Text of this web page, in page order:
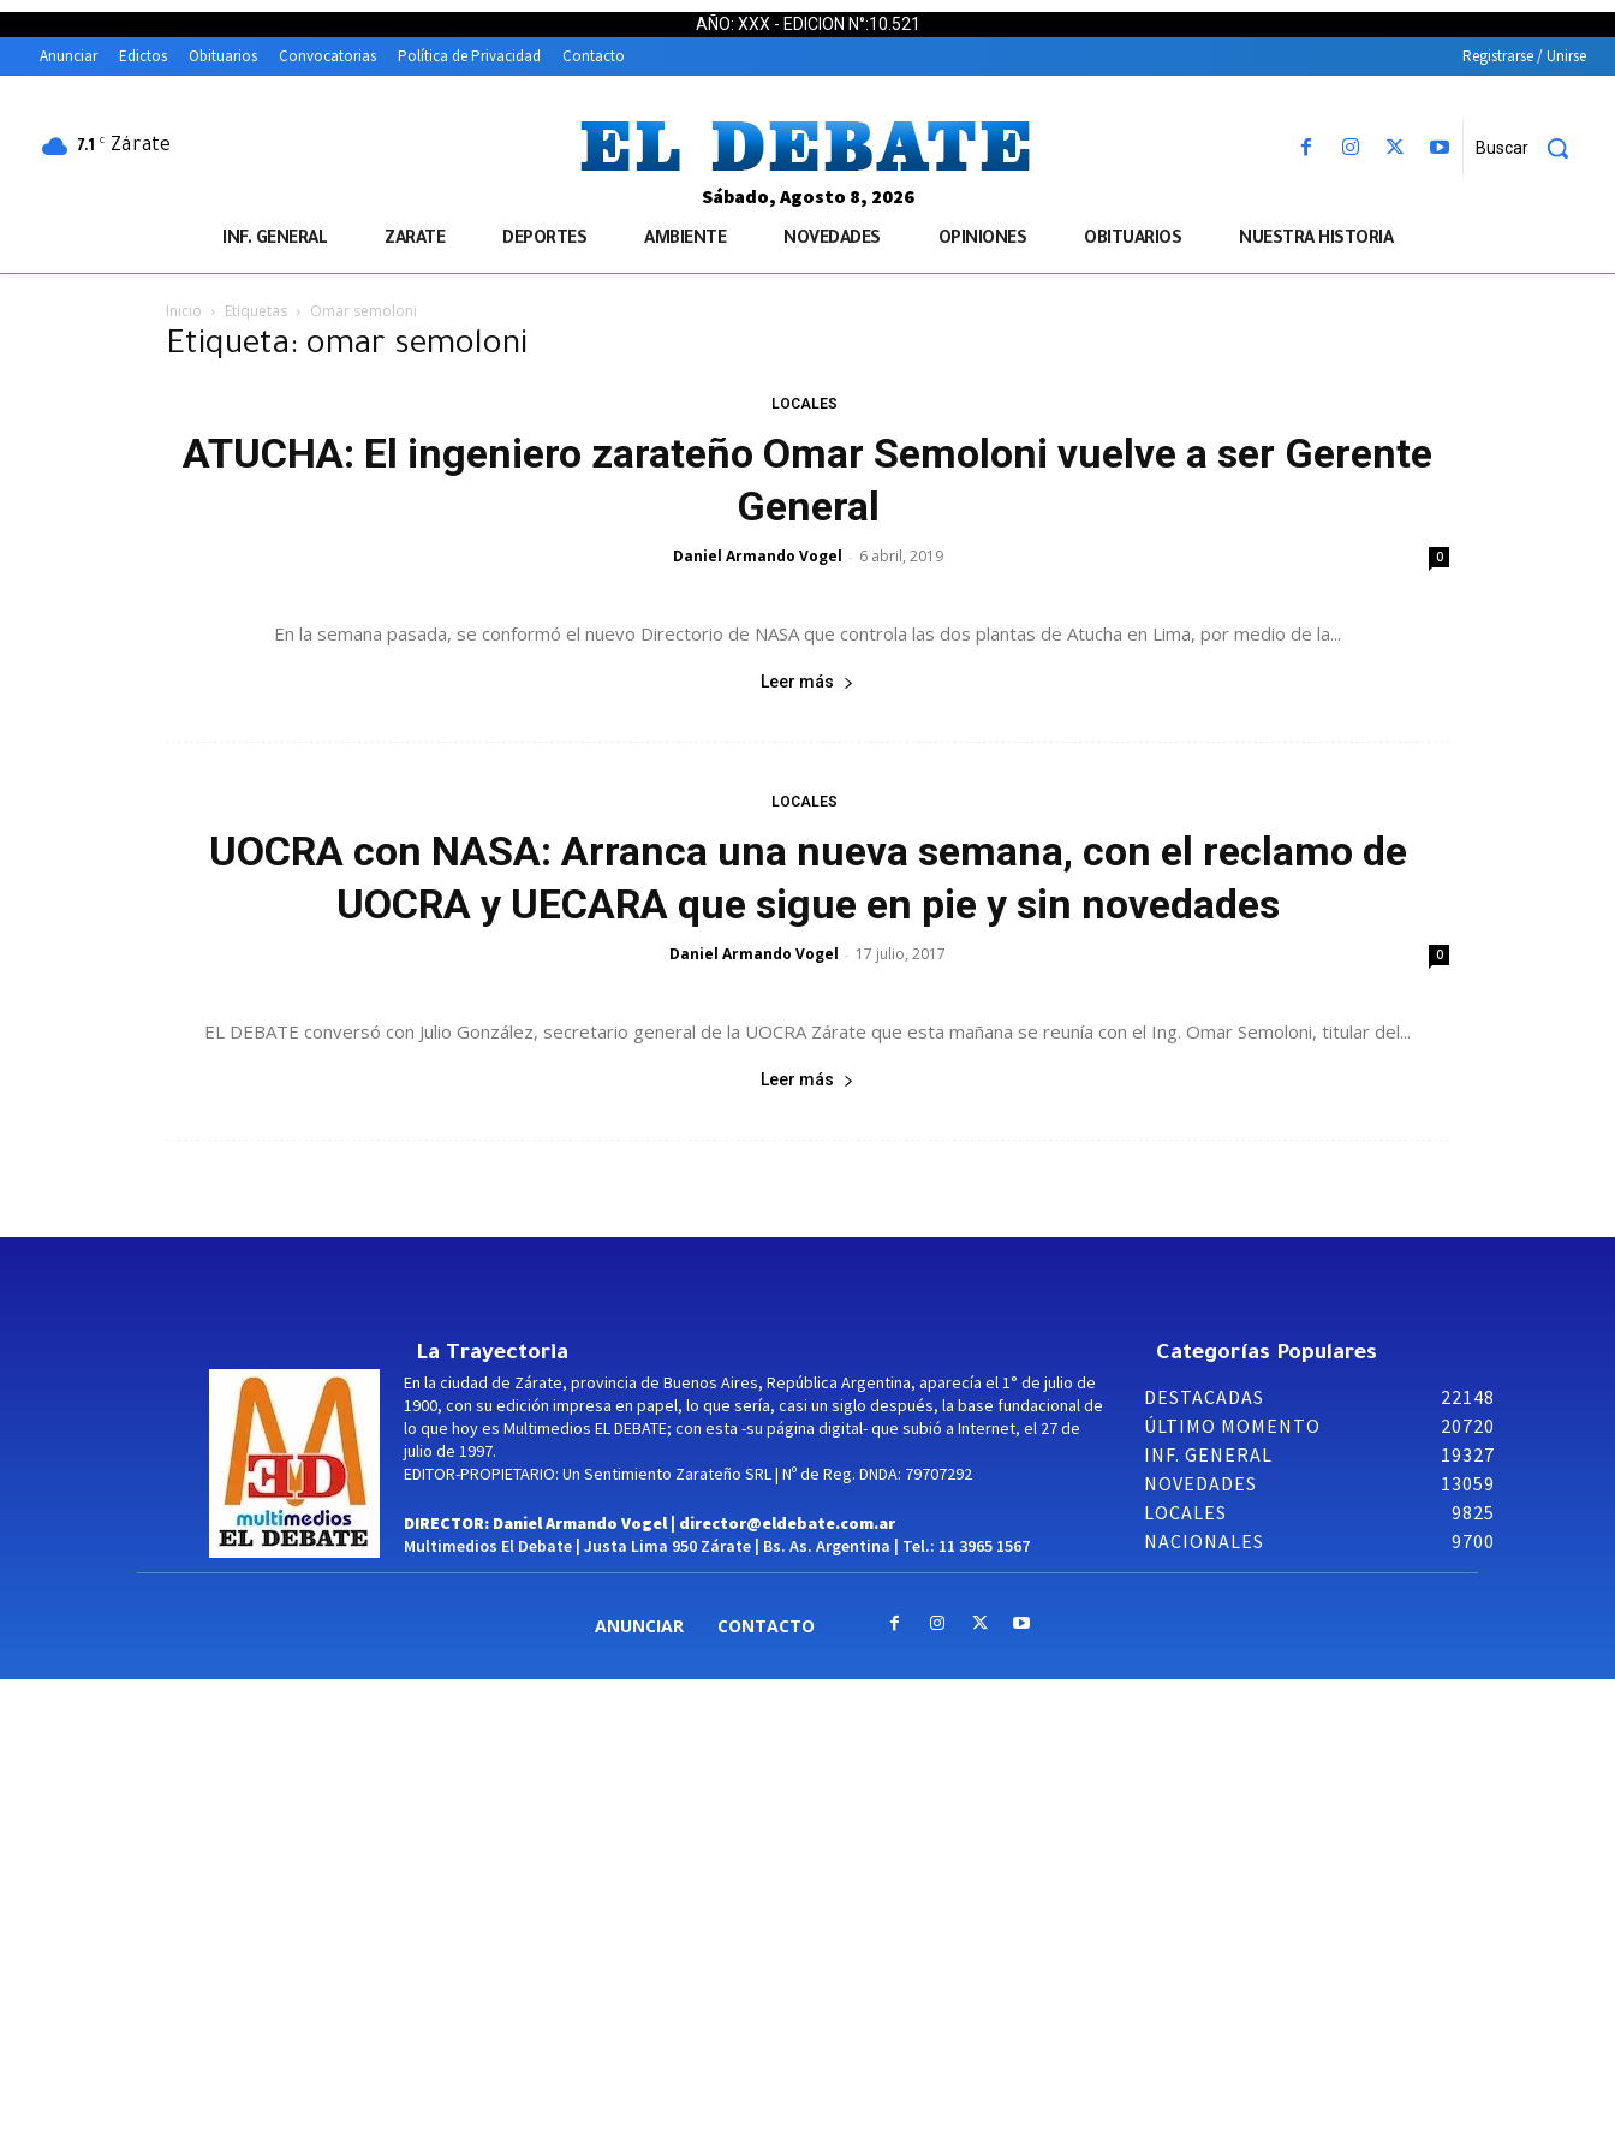
AÑO: XXX - EDICION N°:10.521
Anunciar Edictos Obituarios Convocatorias Política de Privacidad Contacto Registrarse / Unirse
7.1 C Zárate Buscar
Sábado, Agosto 8, 2026
INF. GENERAL ZARATE DEPORTES AMBIENTE NOVEDADES OPINIONES OBITUARIOS NUESTRA HISTORIA
Inicio Etiquetas Omar semoloni
Etiqueta: omar semoloni
LOCALES
ATUCHA: El ingeniero zarateño Omar Semoloni vuelve a ser Gerente
General
Daniel Armando Vogel - 6 abril, 2019 0
En la semana pasada, se conformó el nuevo Directorio de NASA que controla las dos plantas de Atucha en Lima, por medio de la...
Leer más
LOCALES
UOCRA con NASA: Arranca una nueva semana, con el reclamo de
UOCRA y UECARA que sigue en pie y sin novedades
Daniel Armando Vogel - 17 julio, 2017 0
EL DEBATE conversó con Julio González, secretario general de la UOCRA Zárate que esta mañana se reunía con el Ing. Omar Semoloni, titular del...
Leer más
La Trayectoria
En la ciudad de Zárate, provincia de Buenos Aires, República Argentina, aparecía el 1° de julio de
1900, con su edición impresa en papel, lo que sería, casi un siglo después, la base fundacional de
lo que hoy es Multimedios EL DEBATE; con esta -su página digital- que subió a Internet, el 27 de
julio de 1997.
EDITOR-PROPIETARIO: Un Sentimiento Zarateño SRL | Nº de Reg. DNDA: 79707292
DIRECTOR: Daniel Armando Vogel | director@eldebate.com.ar
Multimedios El Debate | Justa Lima 950 Zárate | Bs. As. Argentina | Tel.: 11 3965 1567
Categorías Populares
DESTACADAS
22148
ÚLTIMO MOMENTO
20720
INF. GENERAL
19327
NOVEDADES
13059
LOCALES
9825
NACIONALES
9700
ANUNCIAR CONTACTO